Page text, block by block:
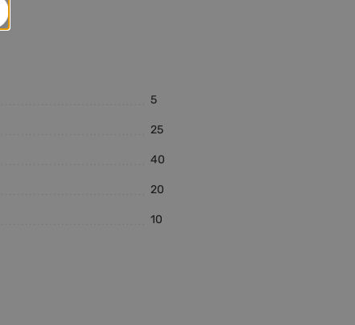
5
25
40
20
10